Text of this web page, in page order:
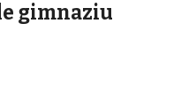
gimnaziu